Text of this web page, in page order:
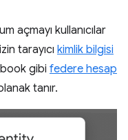
açmayı kullanıcılar
tarayıcı kimlik bilgisi
gibi federe hesap
tanır.